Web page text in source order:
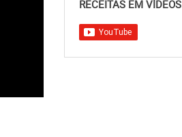
RECEITAS EM VÍDEOS